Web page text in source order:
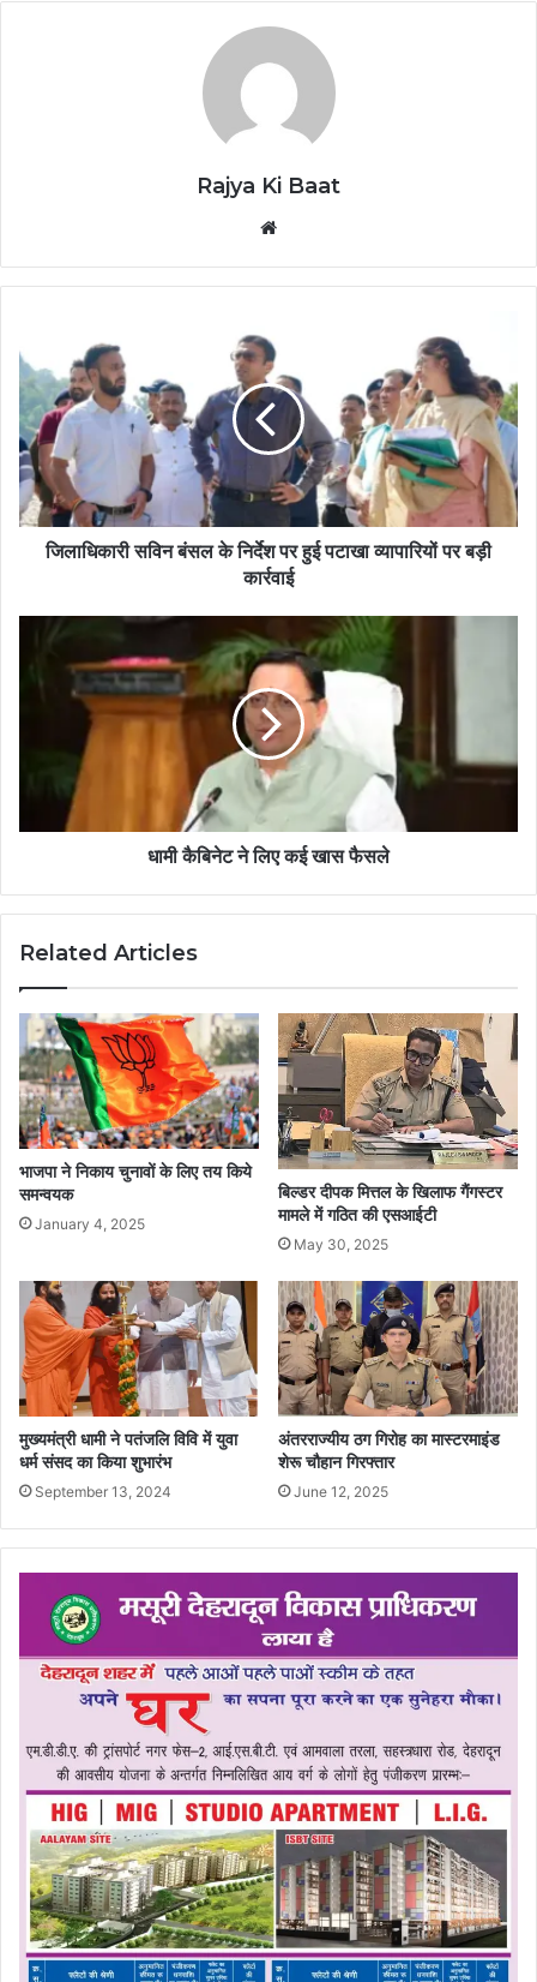
Rajya Ki Baat
जिलाधिकारी सविन बंसल के निर्देश पर हुई पटाखा व्यापारियों पर बड़ी
कार्रवाई
धामी कैबिनेट ने लिए कई खास फैसले
Related Articles
भाजपा ने निकाय चुनावों के लिए तय किये
समन्वयक
January 4, 2025
बिल्डर दीपक मित्तल के खिलाफ गैंगस्टर
मामले में गठित की एसआईटी
May 30, 2025
मुख्यमंत्री धामी ने पतंजलि विवि में युवा
धर्म संसद का किया शुभारंभ
September 13, 2024
अंतरराज्यीय ठग गिरोह का मास्टरमाइंड
शेरू चौहान गिरफ्तार
June 12, 2025